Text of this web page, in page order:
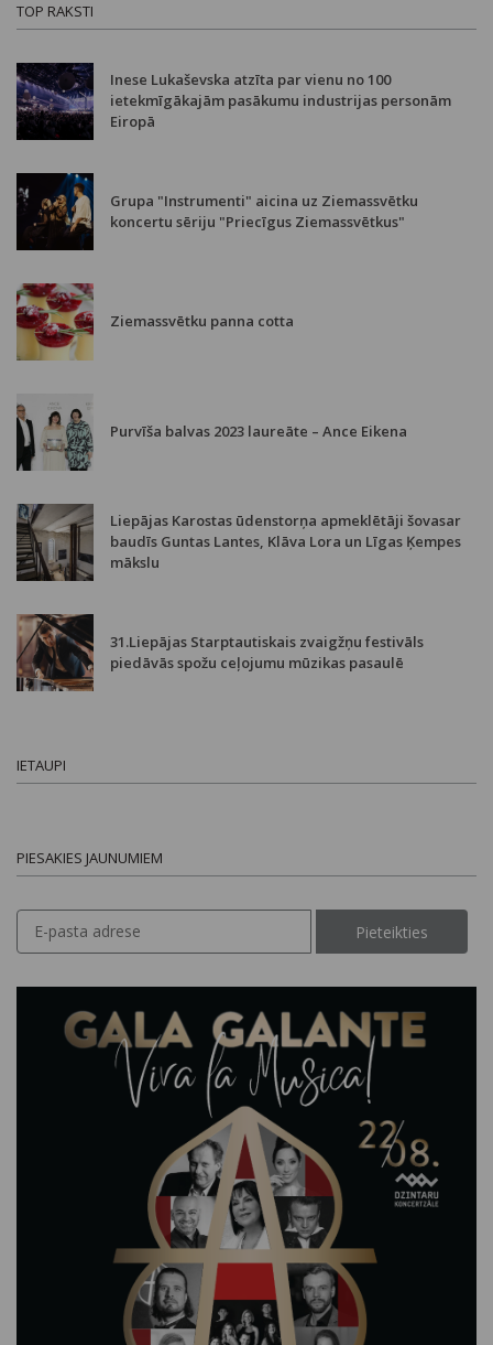
TOP RAKSTI
Inese Lukaševska atzīta par vienu no 100
ietekmīgākajām pasākumu industrijas personām
Eiropā
Grupa "Instrumenti" aicina uz Ziemassvētku
koncertu sēriju "Priecīgus Ziemassvētkus"
Ziemassvētku panna cotta
Purvīša balvas 2023 laureāte – Ance Eikena
Liepājas Karostas ūdenstorņa apmeklētāji šovasar
baudīs Guntas Lantes, Klāva Lora un Līgas Ķempes
mākslu
31.Liepājas Starptautiskais zvaigžņu festivāls
piedāvās spožu ceļojumu mūzikas pasaulē
IETAUPI
PIESAKIES JAUNUMIEM
Pieteikties